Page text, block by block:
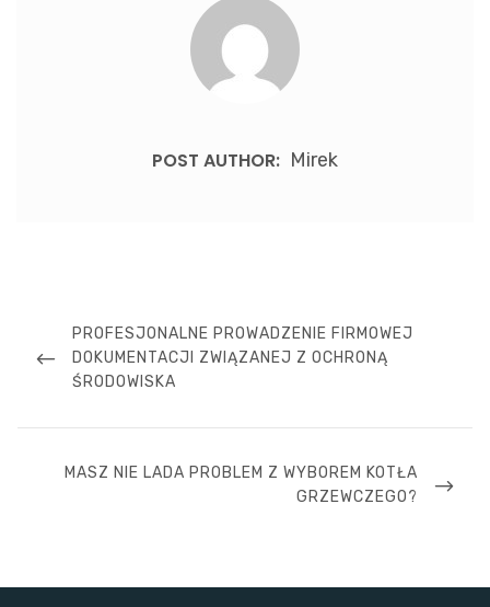
POST AUTHOR: Mirek
wpisuPREVIOUS
POST
PROFESJONALNE PROWADZENIE FIRMOWEJ
DOKUMENTACJI ZWIĄZANEJ Z OCHRONĄ
ŚRODOWISKA
NEXT
MASZ NIE LADA PROBLEM Z WYBOREM KOTŁA
GRZEWCZEGO?